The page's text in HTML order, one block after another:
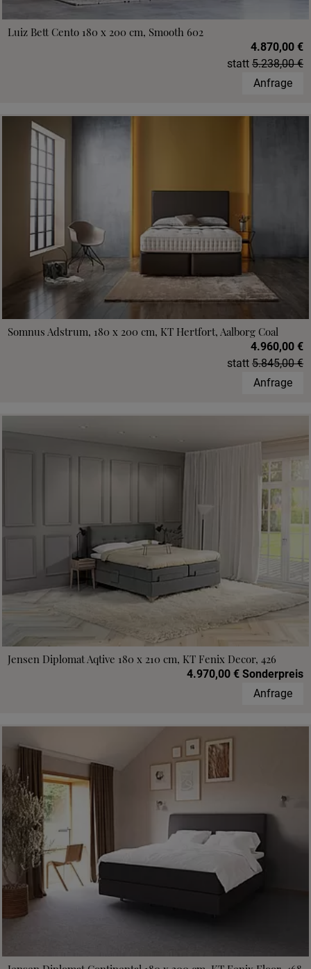
Luiz Bett Cento 180 x 200 cm, Smooth 602
4.870,00 €
statt 5.238,00 €
Anfrage
Somnus Adstrum, 180 x 200 cm, KT Hertfort, Aalborg Coal
4.960,00 €
statt 5.845,00 €
Anfrage
Jensen Diplomat Aqtive 180 x 210 cm, KT Fenix Decor, 426
4.970,00 € Sonderpreis
Anfrage